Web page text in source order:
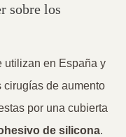
sobre los
utilizan en España y
cirugías de aumento
por una cubierta
de silicona.